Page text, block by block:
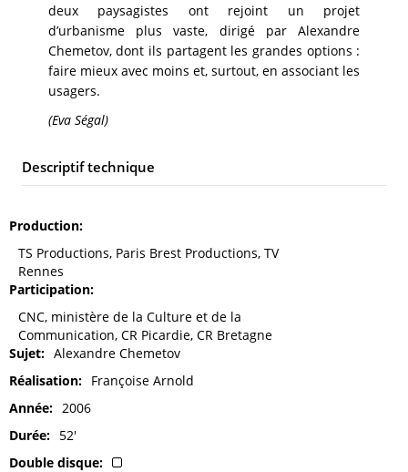
deux paysagistes ont rejoint un projet
d’urbanisme plus vaste, dirigé par Alexandre
Chemetov, dont ils partagent les grandes options :
faire mieux avec moins et, surtout, en associant les
usagers.
(Eva Ségal)
Descriptif technique
Production
TS Productions, Paris Brest Productions, TV
Rennes
Participation
CNC, ministère de la Culture et de la
Communication, CR Picardie, CR Bretagne
Sujet
Alexandre Chemetov
Réalisation
Françoise Arnold
Année
2006
Durée
52'
Double disque